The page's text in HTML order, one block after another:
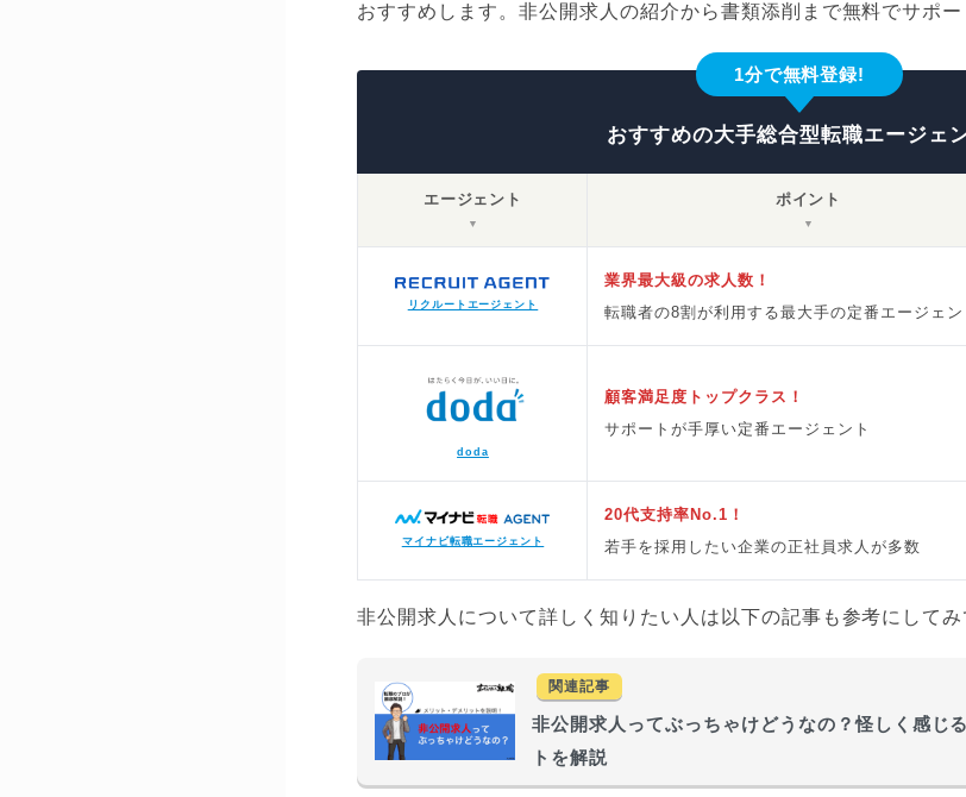
おすすめします。非公開求人の紹介から書類添削まで無料でサポー
1分で無料登録!
おすすめの大手総合型転職エージェ
エージェント
▼
ポイント
▼
リクルートエージェント
業界最大級の求人数！
転職者の8割が利用する最大手の定番エージェン
doda
顧客満足度トップクラス！
サポートが手厚い定番エージェント
マイナビ転職エージェント
20代支持率No.1！
若手を採用したい企業の正社員求人が多数
非公開求人について詳しく知りたい人は以下の記事も参考にしてみ
関連記事
非公開求人ってぶっちゃけどうなの？怪しく感じ
トを解説